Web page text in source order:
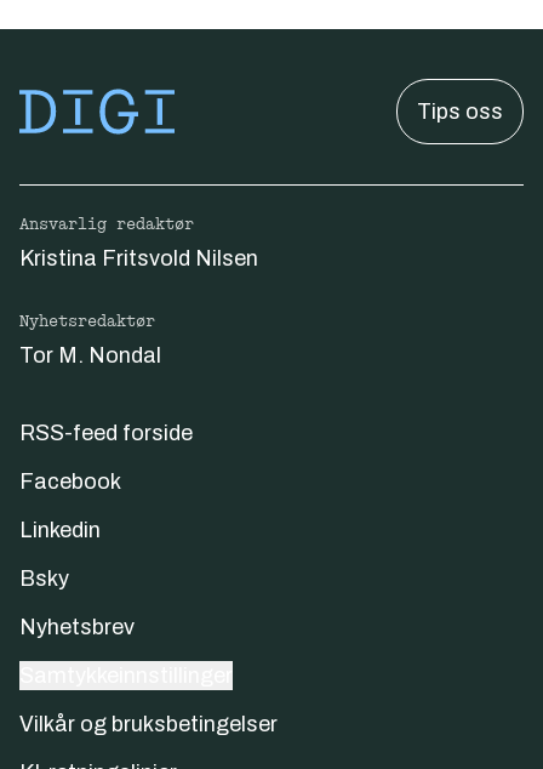
Tips oss
Ansvarlig redaktør
Kristina Fritsvold Nilsen
Nyhetsredaktør
Tor M. Nondal
RSS-feed forside
Facebook
Linkedin
Bsky
Nyhetsbrev
Vilkår og bruksbetingelser